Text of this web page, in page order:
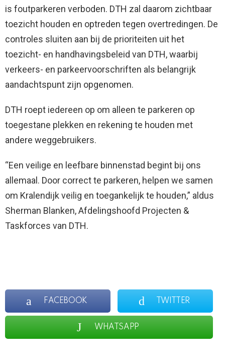
is foutparkeren verboden. DTH zal daarom zichtbaar
toezicht houden en optreden tegen overtredingen. De
controles sluiten aan bij de prioriteiten uit het
toezicht- en handhavingsbeleid van DTH, waarbij
verkeers- en parkeervoorschriften als belangrijk
aandachtspunt zijn opgenomen.
DTH roept iedereen op om alleen te parkeren op
toegestane plekken en rekening te houden met
andere weggebruikers.
“Een veilige en leefbare binnenstad begint bij ons
allemaal. Door correct te parkeren, helpen we samen
om Kralendijk veilig en toegankelijk te houden,” aldus
Sherman Blanken, Afdelingshoofd Projecten &
Taskforces van DTH.
FACEBOOK TWITTER
WHATSAPP